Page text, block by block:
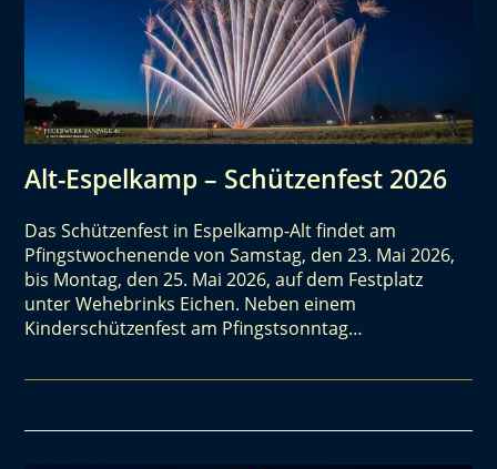
Alt-Espelkamp – Schützenfest 2026
Das Schützenfest in Espelkamp-Alt findet am
Pfingstwochenende von Samstag, den 23. Mai 2026,
bis Montag, den 25. Mai 2026, auf dem Festplatz
unter Wehebrinks Eichen. Neben einem
Kinderschützenfest am Pfingstsonntag…